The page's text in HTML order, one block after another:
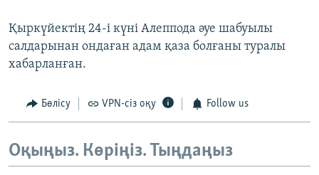
Қыркүйектің 24-і күні Алеппода әуе шабуылы
салдарынан ондаған адам қаза болғаны туралы
хабарланған.
Бөлісу VPN-сіз оқу Follow us
Оқыңыз. Көріңіз. Тыңдаңыз